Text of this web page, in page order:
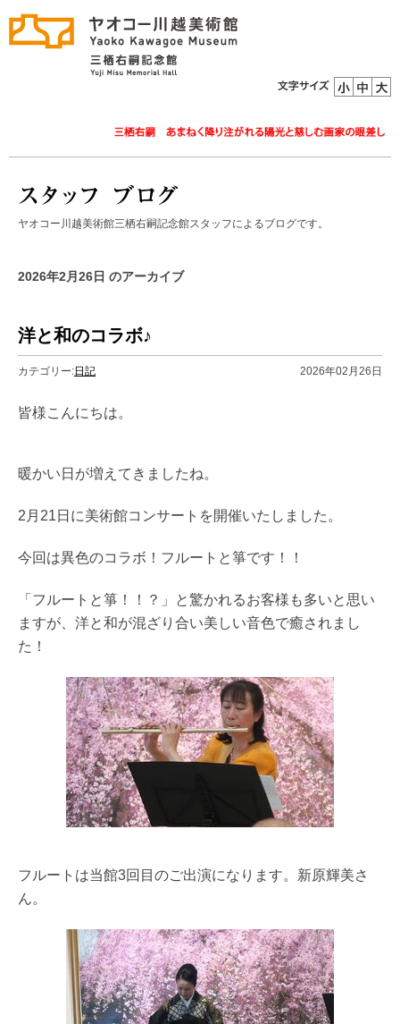
ヤオコー川越美術館三栖右嗣記念館スタッフによるブログです。
2026年2月26日 のアーカイブ
洋と和のコラボ♪
カテゴリー:日記 2026年02月26日
皆様こんにちは。
暖かい日が増えてきましたね。
2月21日に美術館コンサートを開催いたしました。
今回は異色のコラボ！フルートと箏です！！
「フルートと箏！！？」と驚かれるお客様も多いと思い
ますが、洋と和が混ざり合い美しい音色で癒されまし
た！
フルートは当館3回目のご出演になります。 新原輝美さ
ん。